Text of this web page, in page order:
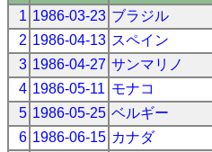
1 1986-03-23 ブラジル
2 1986-04-13 スペイン
3 1986-04-27 サンマリノ
4 1986-05-11 モナコ
5 1986-05-25 ベルギー
6 1986-06-15 カナダ